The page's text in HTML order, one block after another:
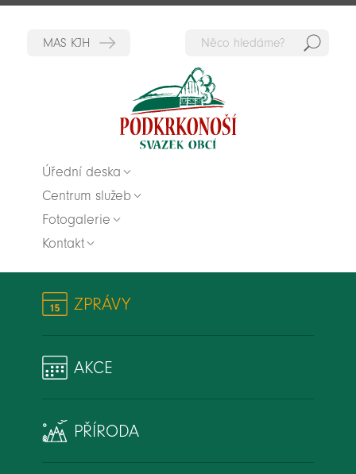
Úřední deska
Centrum služeb
Fotogalerie
Kontakt
ZPRÁVY
AKCE
PŘÍRODA